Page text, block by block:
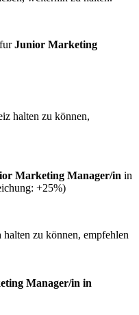
Junior Marketing
halten zu können,
Marketing Manager/in in
+25%)
zu können, empfehlen
Manager/in in